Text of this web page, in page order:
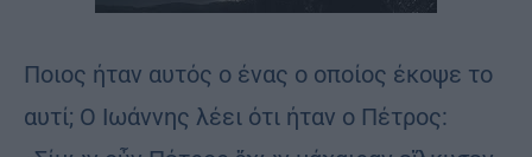
Ποιος ήταν αυτός ο ένας ο οποίος έκοψε το
αυτί; Ο Ιωάννης λέει ότι ήταν ο Πέτρος: